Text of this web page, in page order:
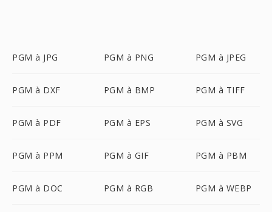
PGM à JPG PGM à PNG PGM à JPEG
PGM à DXF PGM à BMP PGM à TIFF
PGM à PDF PGM à EPS PGM à SVG
PGM à PPM PGM à GIF PGM à PBM
PGM à DOC PGM à RGB PGM à WEBP